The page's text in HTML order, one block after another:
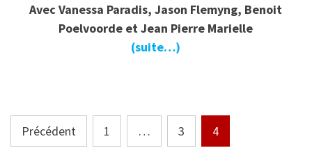
Avec Vanessa Paradis, Jason Flemyng, Benoit
Poelvoorde et Jean Pierre Marielle
(suite…)
Pagination
des
Précédent 1 … 3 4